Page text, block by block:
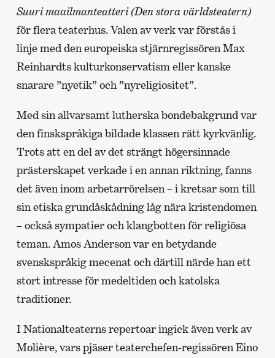
Suuri maailmanteatteri (Den stora världsteatern)
för flera teaterhus. Valen av verk var förstås i
linje med den europeiska stjärnregissören Max
Reinhardts kulturkonservatism eller kanske
snarare ”nyetik” och ”nyreligiositet”.
Med sin allvarsamt lutherska bondebakgrund var
den finskspråkiga bildade klassen rätt kyrkvänlig.
Trots att en del av det strängt högersinnade
prästerskapet verkade i en annan riktning, fanns
det även inom arbetarrörelsen – i kretsar som till
sin etiska grundåskådning låg nära kristendomen
– också sympatier och klangbotten för religiösa
teman. Amos Anderson var en betydande
svenskspråkig mecenat och därtill närde han ett
stort intresse för medeltiden och katolska
traditioner.
I Nationalteaterns repertoar ingick även verk av
Molière, vars pjäser teaterchefen-regissören Eino